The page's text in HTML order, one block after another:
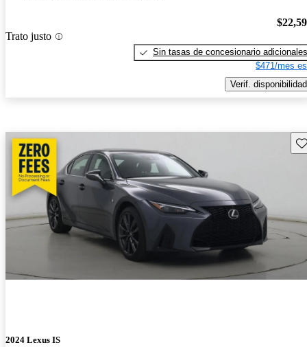
Trato justo
Sin tasas de concesionario adicionales
$471/mes
Verif. disponibilidad
2024 Lexus IS